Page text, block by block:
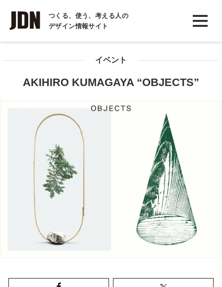
つくる、使う、考える人の
デザイン情報サイト
INTERVIEW
インタビュー
イベント
AKIHIRO KUMAGAYA “OBJECTS”